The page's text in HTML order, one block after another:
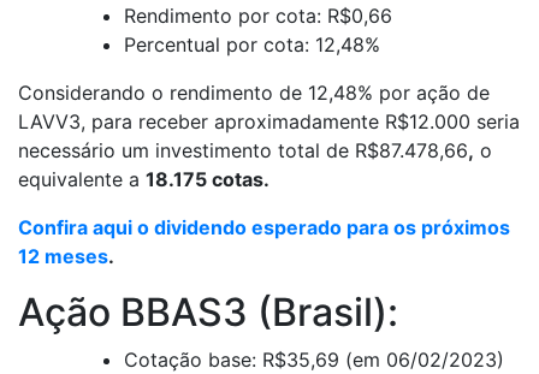
Rendimento por cota: R$0,66
Percentual por cota: 12,48%
Considerando o rendimento de 12,48% por ação de
LAVV3, para receber aproximadamente R$12.000 seria
necessário um investimento total de R$87.478,66, o
equivalente a 18.175 cotas.
Confira aqui o dividendo esperado para os próximos
12 meses.
Ação BBAS3 (Brasil):
Cotação base: R$35,69 (em 06/02/2023)